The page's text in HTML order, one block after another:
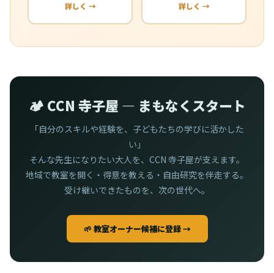
詳しく → 詳しく →
🏕️ CCN 寺子屋 — まもなくスタート
「自分のスキルや経験を、子どもたちの学びに活かした
い」
そんな先生になりたい大人を、CCN 寺子屋が支えます。
地域で教室を開く・得意を教える・自由研究を伴走する。
受け継いできたものを、次の世代へ。
🌱 教室オーナー候補に登録 →